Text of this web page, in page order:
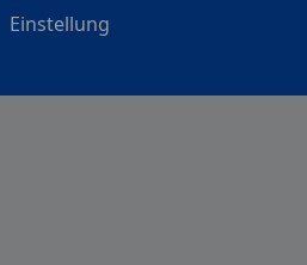
Einstellung